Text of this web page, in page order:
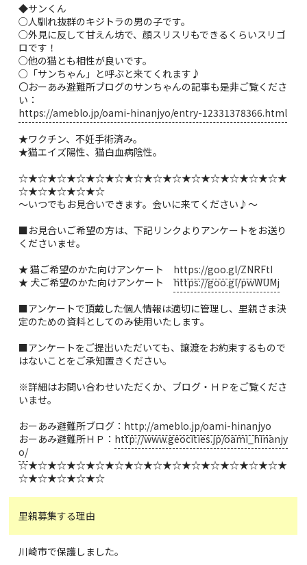
◆サンくん
○人馴れ抜群のキジトラの男の子です。
○外見に反して甘えん坊で、顔スリスリもできるくらいスリゴ
ロです！
○他の猫とも相性が良いです。
○「サンちゃん」と呼ぶと来てくれます♪
〇おーあみ避難所ブログのサンちゃんの記事も是非ご覧くださ
い：
https://ameblo.jp/oami-hinanjyo/entry-12331378366.html
★ワクチン、不妊手術済み。
★猫エイズ陽性、猫白血病陰性。
☆★☆★☆★☆★☆★☆★☆★☆★☆★☆★☆★☆★☆★☆★
☆★☆★☆★☆★☆
〜いつでもお見合いできます。会いに来てください♪〜
■お見合いご希望の方は、下記リンクよりアンケートをお送り
くださいませ。
★ 猫ご希望のかた向けアンケート https://goo.gl/ZNRFtI
★ 犬ご希望のかた向けアンケートhttps://goo.gl/pwWUMj
■アンケートで頂戴した個人情報は適切に管理し、里親さま決
定のための資料としてのみ使用いたします。
■アンケートをご提出いただいても、譲渡をお約束するもので
はないことをご承知置きください。
※詳細はお問い合わせいただくか、ブログ・ＨＰをご覧くださ
いませ。
おーあみ避難所ブログ： http://ameblo.jp/oami-hinanjyo
おーあみ避難所ＨＰ： http://www.geocities.jp/oami_hinanjy
o/
☆★☆★☆★☆★☆★☆★☆★☆★☆★☆★☆★☆★☆★☆★
☆★☆★☆★☆★☆
里親募集する理由
川崎市で保護しました。